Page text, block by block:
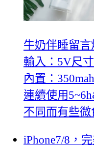
牛奶伴睡留言
輸入：5V尺
內置：
連續使用
不同而有些
iPhone7/8，